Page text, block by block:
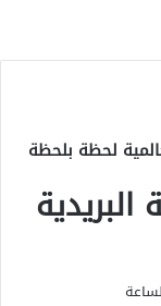
لحظة بلحظة